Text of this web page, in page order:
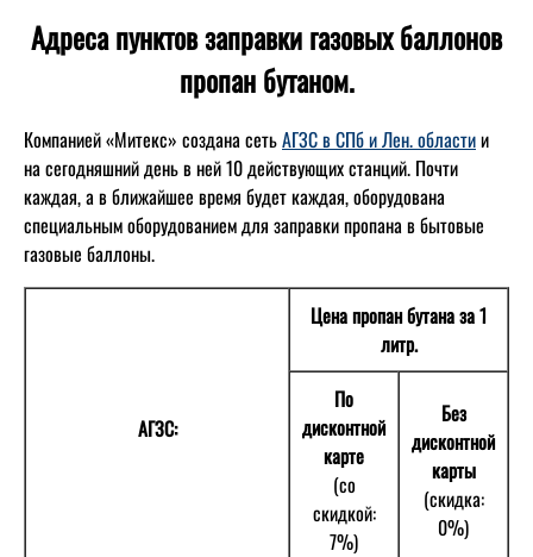
Адреса пунктов заправки газовых баллонов
пропан бутаном.
Компанией «Митекс» создана сетьАГЗС в СПб и Лен. областии
на сегодняшний день в ней 10 действующих станций. Почти
каждая, а в ближайшее время будет каждая, оборудована
специальным оборудованием для заправки пропана в бытовые
газовые баллоны.
АГЗС:
Цена пропан бутана за 1
литр.
По
дисконтной
карте
(со
скидкой:
7%)
Без
дисконтной
карты
(скидка:
0%)